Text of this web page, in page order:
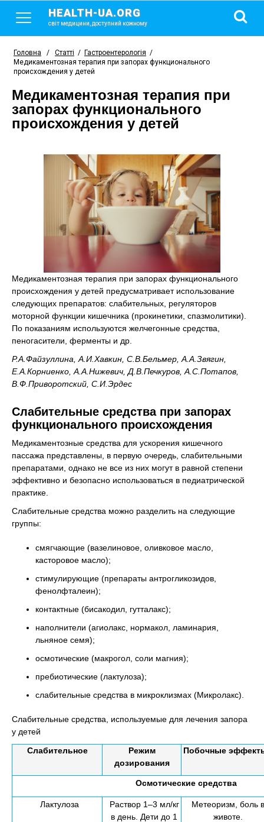
HEALTH-UA.ORG
світ медицини, доступний кожному
Головна / Статті / Гастроентерологія /
Медикаментозная терапия при запорах функционального
происхождения у детей
Медикаментозная терапия при
запорах функционального
происхождения у детей
Медикаментозная терапия при запорах функционального
происхождения у детей предусматривает использование
следующих препаратов: слабительных, регуляторов
моторной функции кишечника (прокинетики, спазмолитики).
По показаниям используются желчегонные средства,
пеногасители, ферменты и др.
Р.А.Файзуллина, А.И.Хавкин, С.В.Бельмер, А.А.Звягин,
Е.А.Корниенко, А.А.Нижевич, Д.В.Печкуров, А.С.Потапов,
В.Ф.Приворотский, С.И.Эрдес
Слабительные средства при запорах
функционального происхождения
Медикаментозные средства для ускорения кишечного
пассажа представлены, в первую очередь, слабительными
препаратами, однако не все из них могут в равной степени
эффективно и безопасно использоваться в педиатрической
практике.
Слабительные средства можно разделить на следующие
группы:
смягчающие (вазелиновое, оливковое масло,
касторовое масло);
стимулирующие (препараты антрогликозидов,
фенолфталеин);
контактные (бисакодил, гутталакс);
наполнители (агиолакс, нормакол, ламинария,
льняное семя);
осмотические (макрогол, соли магния);
пребиотические (лактулоза);
слабительные средства в микроклизмах (Микролакс).
Слабительные средства, используемые для лечения запора
у детей
Слабительное
Режим
дозирования
Побочные
Осмотические средства
Лактулоза
Раствор 1–3 мл/кг
в день. Дети до 1
Метеоризм, боль в
животе.